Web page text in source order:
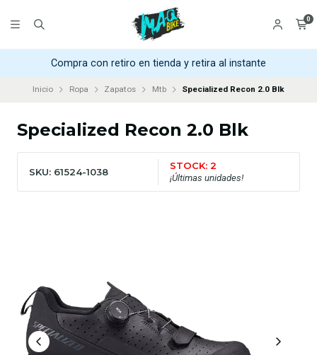
0
Compra con retiro en tienda y retira al instante
Inicio Ropa Zapatos Mtb Specialized Recon 2.0 Blk
Specialized Recon 2.0 Blk
SKU: 61524-1038
STOCK: 2
¡Últimas unidades!